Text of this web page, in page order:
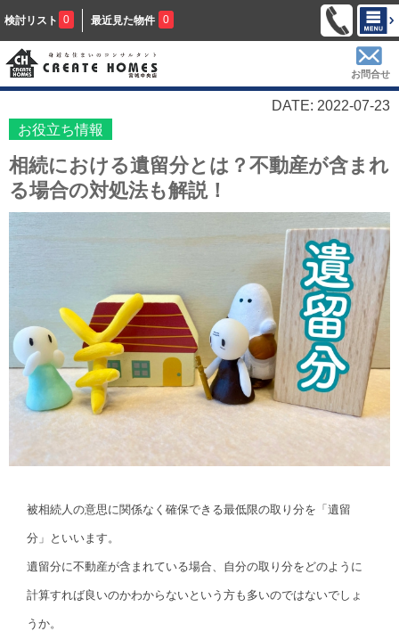
検討リスト 0 最近見た物件 0
お問合せ
DATE: 2022-07-23
お役立ち情報
相続における遺留分とは？不動産が含まれ
る場合の対処法も解説！
被相続人の意思に関係なく確保できる最低限の取り分を「遺留
分」といいます。
遺留分に不動産が含まれている場合、自分の取り分をどのように
計算すれば良いのかわからないという方も多いのではないでしょ
うか。